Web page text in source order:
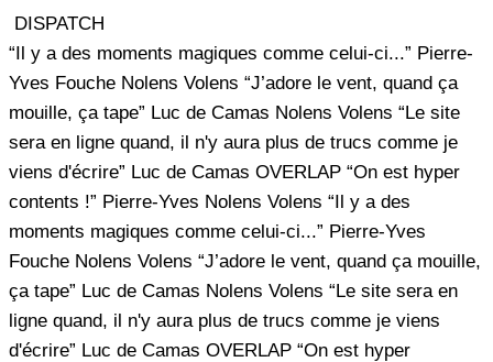
DISPATCH
“Il y a des moments magiques comme celui-ci...” Pierre-
Yves Fouche Nolens Volens “J’adore le vent, quand ça
mouille, ça tape” Luc de Camas Nolens Volens “Le site
sera en ligne quand, il n'y aura plus de trucs comme je
viens d'écrire” Luc de Camas OVERLAP “On est hyper
contents !” Pierre-Yves Nolens Volens “Il y a des
moments magiques comme celui-ci...” Pierre-Yves
Fouche Nolens Volens “J’adore le vent, quand ça mouille,
ça tape” Luc de Camas Nolens Volens “Le site sera en
ligne quand, il n'y aura plus de trucs comme je viens
d'écrire” Luc de Camas OVERLAP “On est hyper